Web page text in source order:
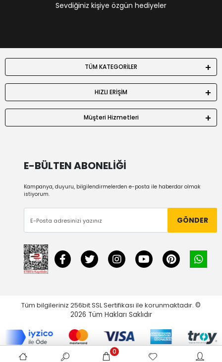
Sevdiğiniz kişiye özgün hediyeler
TÜM KATEGORİLER
HIZLI ERİŞİM
Müşteri Hizmetleri
E-BÜLTEN ABONELİĞİ
Kampanya, duyuru, bilgilendirmelerden e-posta ile haberdar olmak
istiyorum.
GÖNDER
Tüm bilgileriniz 256bit SSL Sertifikası ile korunmaktadır. ©
2026 Tüm Hakları Saklıdır
0